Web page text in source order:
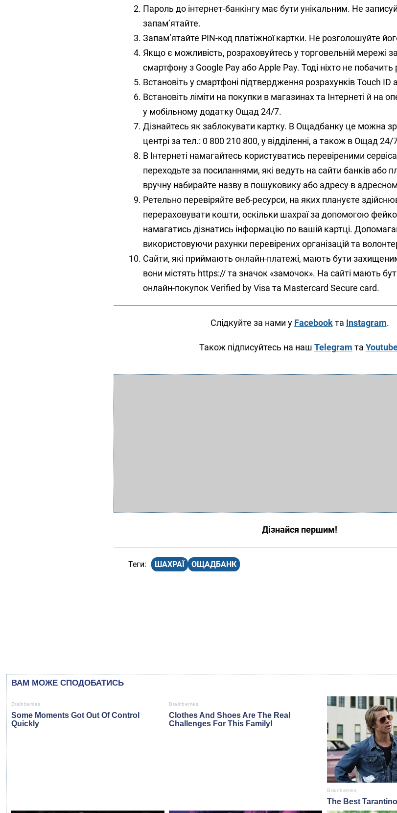
Пароль до інтернет-банкінгу має бути унікальним. Не
запам’ятайте.
Запам’ятайте PIN-код платіжної картки. Не розголошуйте
Якщо є можливість, розраховуйтесь у торговельній мережі
смартфону з Google Pay або Apple Pay. Тоді ніхто не побачить
Встановіть у смартфоні підтвердження розрахунків Touch ID
Встановіть ліміти на покупки в магазинах та Інтернеті й на
у мобільному додатку Ощад 24/7.
Дізнайтесь як заблокувати картку. В Ощадбанку це можна
центрі за тел.: 0 800 210 800, у відділенні, а також в Ощад 24/
В Інтернеті намагайтесь користуватись перевіреними
переходьте за посиланнями, які ведуть на сайти банків або
вручну набирайте назву в пошуковику або адресу в
Ретельно перевіряйте веб-ресурси, на яких плануєте
перераховувати кошти, оскільки шахраї за допомогою
намагатись дізнатись інформацію по вашій картці.
використовуючи рахунки перевірених організацій та
Сайти, які приймають онлайн-платежі, мають бути
вони містять https:// та значок «замочок». На сайті мають
онлайн-покупок Verified by Visa та Mastercard Secure card.
Слідкуйте за нами у Facebookта Instagram.
Також підписуйтесь на наш Telegram та
Дізнайся першим!
ШАХРАЇ ОЩАДБАНК